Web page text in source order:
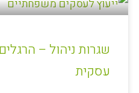
שגרות ניהול –
עסקית